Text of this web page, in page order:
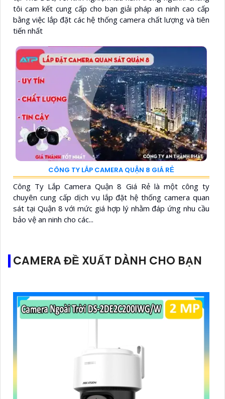
tôi cam kết cung cấp cho bạn giải pháp an ninh cao cấp
bằng việc lắp đặt các hệ thống camera chất lượng và tiên
tiến nhất
CÔNG TY LẮP CAMERA QUẬN 8 GIÁ RẺ
Công Ty Lắp Camera Quận 8 Giá Rẻ là một công ty
chuyên cung cấp dịch vụ lắp đặt hệ thống camera quan
sát tại Quận 8 với mức giá hợp lý nhằm đáp ứng nhu cầu
bảo vệ an ninh cho các...
CAMERA ĐỀ XUẤT DÀNH CHO BẠN